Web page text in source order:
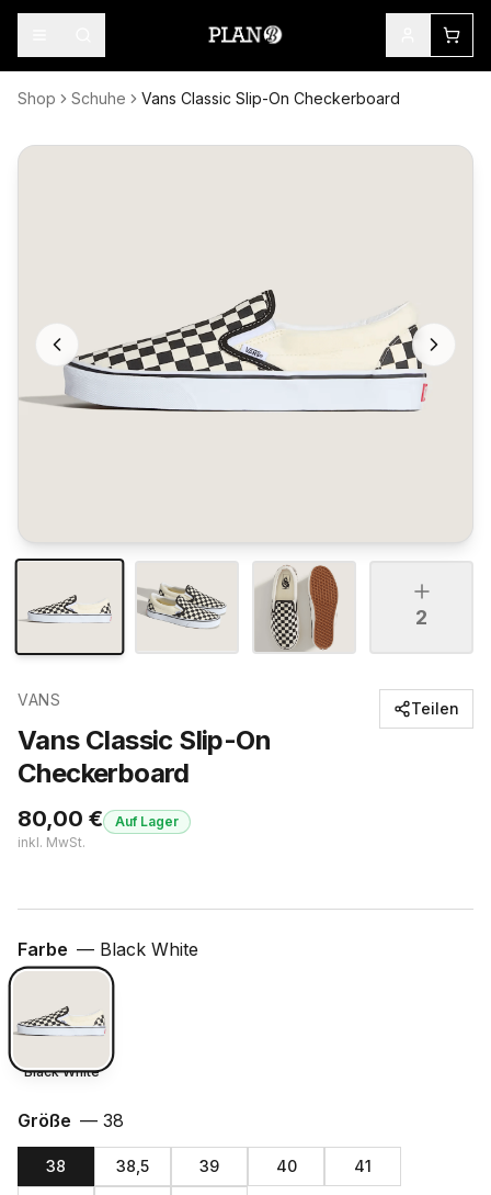
Shop Schuhe Vans Classic Slip-On Checkerboard
2
VANS
Vans Classic Slip-On
Checkerboard
80,00 €
inkl. MwSt.
Auf Lager
Teilen
Farbe — Black White
Black White
Größe — 38
38 38,5 39 40 41